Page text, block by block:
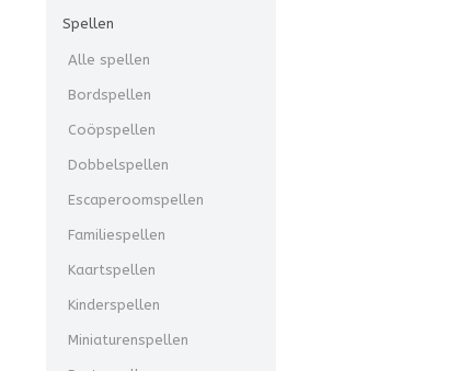
Spellen
Alle spellen
Bordspellen
Coöpspellen
Dobbelspellen
Escaperoomspellen
Familiespellen
Kaartspellen
Kinderspellen
Miniaturenspellen